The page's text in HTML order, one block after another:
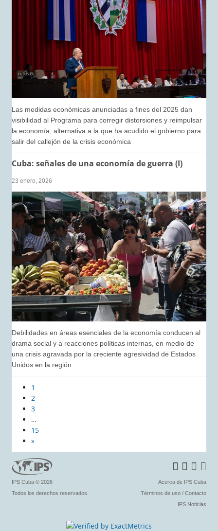
Las medidas económicas anunciadas a fines del 2025 dan
visibilidad al Programa para corregir distorsiones y reimpulsar
la economía, alternativa a la que ha acudido el gobierno para
salir del callejón de la crisis económica
Cuba: señales de una economía de guerra (I)
23 enero, 2026
Debilidades en áreas esenciales de la economía conducen al
drama social y a reacciones políticas internas, en medio de
una crisis agravada por la creciente agresividad de Estados
Unidos en la región
1
2
3
…
15
»
IPS Cuba © 2026
Acerca de IPS Cuba
Todos los derechos reservados.
Términos de uso / Contacto
IPS Noticias